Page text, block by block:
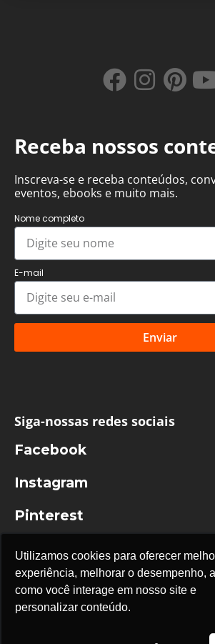
Utilizamos cookies para oferecer
experiência, melhorar o desempenho,
como você interage em nosso site e
personalizar conteúdo.
Receba nossos
Inscreva-se e receba conteúdos,
eventos, ebooks e muito mais.
Nome completo
E-mail
Enviar
Siga-nossas redes sociais
Facebook
Instagram
Pinterest
Youtube
Instituto Namaskar® Todos os direitos reservados